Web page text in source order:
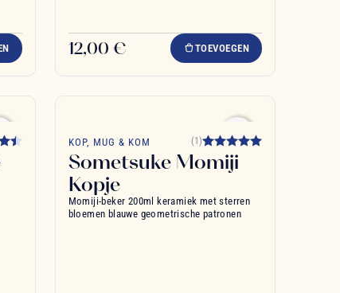
12,00 € TOEVOEGEN
favorite_border
KOP, MUG & KOM (1)
Sometsuke Momiji
Kopje
Momiji-beker 200ml keramiek met sterren
bloemen blauwe geometrische patronen